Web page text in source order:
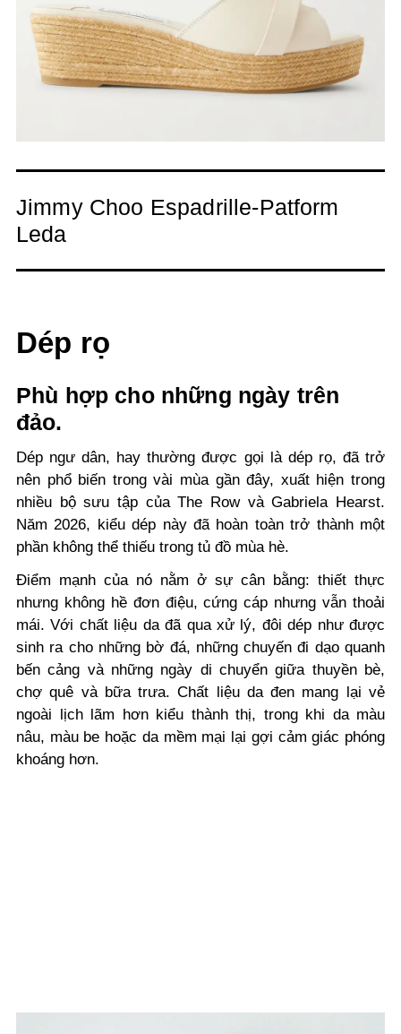
Jimmy Choo Espadrille-Patform
Leda
Dép rọ
Phù hợp cho những ngày trên
đảo.
Dép ngư dân, hay thường được gọi là dép rọ, đã trở
nên phổ biến trong vài mùa gần đây, xuất hiện trong
nhiều bộ sưu tập của The Row và Gabriela Hearst.
Năm 2026, kiểu dép này đã hoàn toàn trở thành một
phần không thể thiếu trong tủ đồ mùa hè.
Điểm mạnh của nó nằm ở sự cân bằng: thiết thực
nhưng không hề đơn điệu, cứng cáp nhưng vẫn thoải
mái. Với chất liệu da đã qua xử lý, đôi dép như được
sinh ra cho những bờ đá, những chuyến đi dạo quanh
bến cảng và những ngày di chuyển giữa thuyền bè,
chợ quê và bữa trưa. Chất liệu da đen mang lại vẻ
ngoài lịch lãm hơn kiểu thành thị, trong khi da màu
nâu, màu be hoặc da mềm mại lại gợi cảm giác phóng
khoáng hơn.